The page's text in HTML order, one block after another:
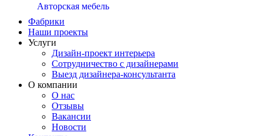
Авторская мебель
Фабрики
Наши проекты
Услуги
Дизайн-проект интерьера
Сотрудничество с дизайнерами
Выезд дизайнера-консультанта
О компании
О нас
Отзывы
Вакансии
Новости